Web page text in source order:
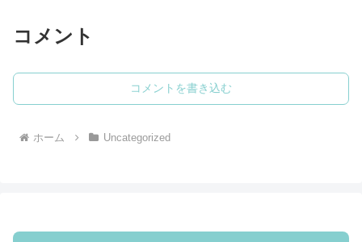
コメント
コメントを書き込む
ホーム Uncategorized